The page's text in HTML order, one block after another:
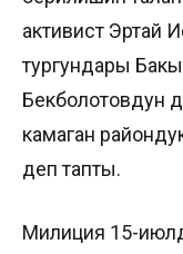
активист Эртай
тургундары
Бекболотовдун
камаган
деп тапты.
Милиция 15-